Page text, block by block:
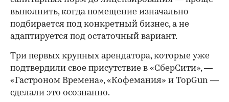
выполнить, когда помещение изначально
подбирается под конкретный бизнес, а не
адаптируется под остаточный вариант.
Три первых крупных арендатора, которые уже
подтвердили свое присутствие в «СберСити», —
«Гастроном Времена», «Кофемания» и TopGun —
сделали это осознанно.